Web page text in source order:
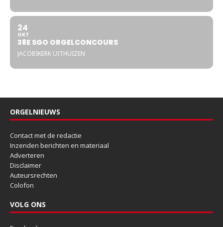
24
OKT
38E SGO ORGELCONCOURS
JACOBIKERK UITHUIZEN
ORGELNIEUWS
Contact met de redactie
Inzenden berichten en materiaal
Adverteren
Disclaimer
Auteursrechten
Colofon
VOLG ONS